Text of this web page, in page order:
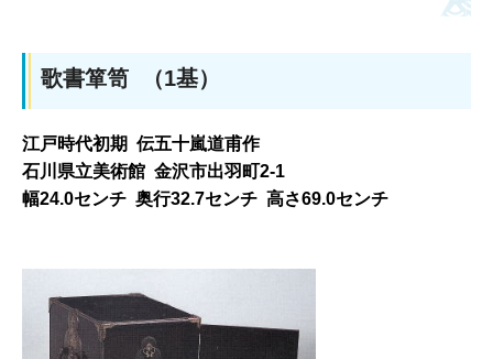
歌書箪笥 （1基）
江戸時代初期 伝五十嵐道甫作
石川県立美術館 金沢市出羽町2-1
幅24.0センチ 奥行32.7センチ 高さ69.0センチ